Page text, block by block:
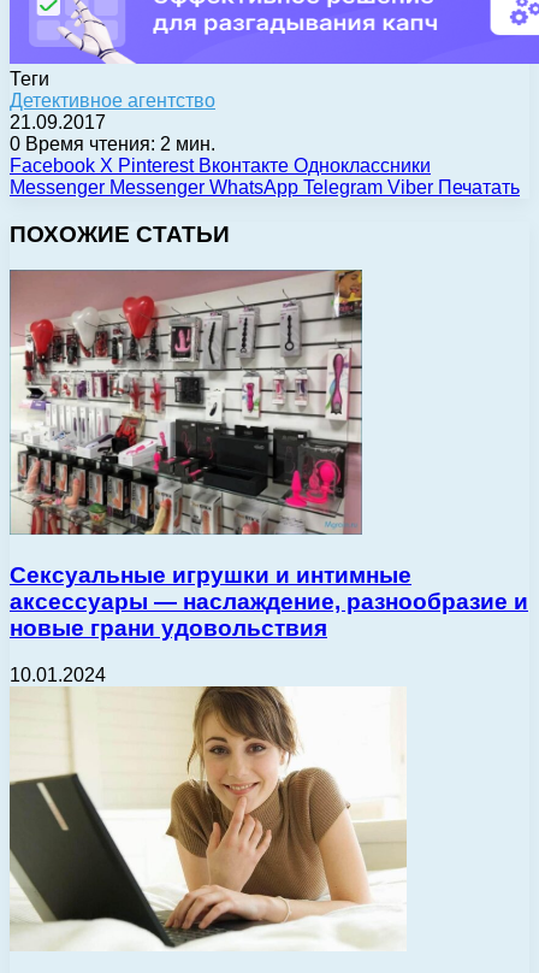
Теги
Детективное агентство
21.09.2017
0 Время чтения: 2 мин.
Facebook X Pinterest Вконтакте Одноклассники
Messenger Messenger WhatsApp Telegram Viber Печатать
ПОХОЖИЕ СТАТЬИ
Сексуальные игрушки и интимные
аксессуары — наслаждение, разнообразие и
новые грани удовольствия
10.01.2024